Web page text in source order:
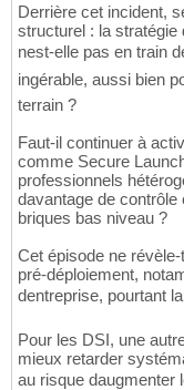
Derrière cet incident,
structurel : la stratégie
nest-elle pas en train
ingérable, aussi bien
terrain ?
Faut-il continuer à
comme Secure
professionnels
davantage de
briques bas niveau ?
Cet épisode ne
pré-déploiement,
dentreprise, pourtant
Pour les DSI, une
mieux retarder
au risque